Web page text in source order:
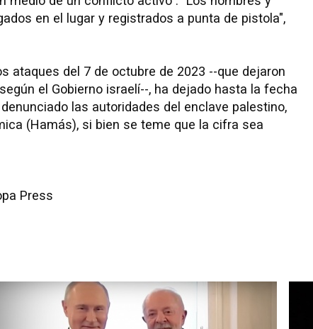
en el lugar y registrados a punta de pistola",
ataques del 7 de octubre de 2023 --que dejaron
el Gobierno israelí--, ha dejado hasta la fecha
las autoridades del enclave palestino,
(Hamás), si bien se teme que la cifra sea
Press